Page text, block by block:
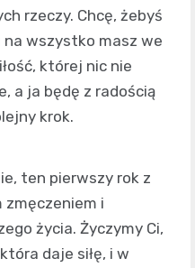
rzeczy. Chcę, żebyś
na wszystko masz we
której nic nie
a ja będę z radością
krok.
ten pierwszy rok z
zmęczeniem i
życia. Życzymy Ci,
daje siłę, i w